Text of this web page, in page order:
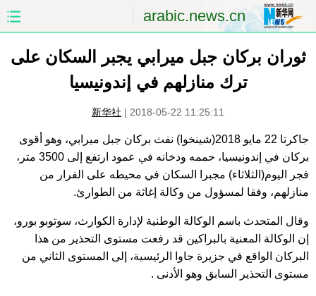
arabic.news.cn
الصين الصفحة الأولى
الشرق الأوسط العالم
العلوم والصحة الثقافة والتعليم
الرياضة السياحة والبيئة
مؤتمر صحفى للخارجية
ثوران بركان جبل ميرابي يجبر السكان على
ترك منازلهم في إندونيسيا
新华社 | 2018-05-22 11:25:11
جاكرتا 22 مايو 2018(شينخوا) نفث بركان جبل ميرابي، وهو أقوى
بركان في إندونيسيا، حممه ودخانه في عمود ارتفع إلى 3500 متر،
فجر اليوم(الثلاثاء) مجبرا السكان في محيطه على الفرار من
منازلهم، وفقا لمسؤول من وكالة إغاثة من الطوارئ.
وقال المتحدث باسم الوكالة الوطنية لإدارة الكوارث، سوتوبو بورو،
إن الوكالة المعنية بالبراكين قد رفعت مستوى التحذير من هذا
البركان الواقع في جزيرة جاوا الرئيسية، إلى المستوى الثاني من
مستوى التحذير السابق وهو الأدنى .